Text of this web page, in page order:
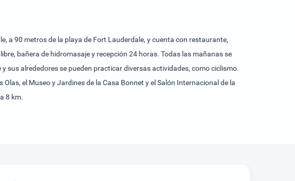
a 90 metros de la playa de Fort Lauderdale, y cuenta con restaurante,
bañera de hidromasaje y recepción 24 horas. Todas las mañanas se
sus alrededores se pueden practicar diversas actividades, como ciclismo.
el Museo y Jardines de la Casa Bonnet y el Salón Internacional de la
8 km.